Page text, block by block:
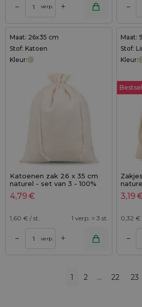
– verp. + –
Maat: 26x35 cm
Stof: Katoen
Kleur:
Katoenen zak 26 x 35 cm
naturel - set van 3 - 100%
katoen
4,79€
1,60 € / st. 1 verp. = 3 st.
– verp. +
Maat:
Stof:
Kleur:
3,19
0,32 €
–
1 2 … 22 23